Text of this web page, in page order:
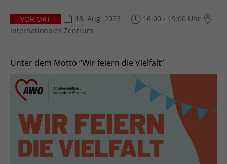
VOR ORT 18. Aug. 2023
16:00 - 19:00 Uhr
Internationales Zentrum
Unter dem Motto “Wir feiern die Vielfalt”